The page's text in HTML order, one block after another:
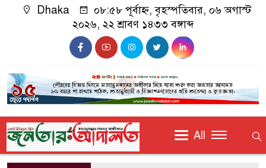
Dhaka
০৮:৫৮ পূর্বাহ্ন, বৃহস্পতিবার, ০৬ অগাস্ট
২০২৬, ২২ শ্রাবণ ১৪৩৩ বঙ্গাব্দ
All